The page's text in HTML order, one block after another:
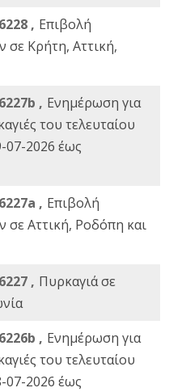
, Επιβολή
σε Κρήτη, Αττική,
, Ενημέρωση για
του τελευταίου
2026 έως
, Επιβολή
σε Αττική, Ροδόπη και
, Πυρκαγιά σε
, Ενημέρωση για
του τελευταίου
2026 έως